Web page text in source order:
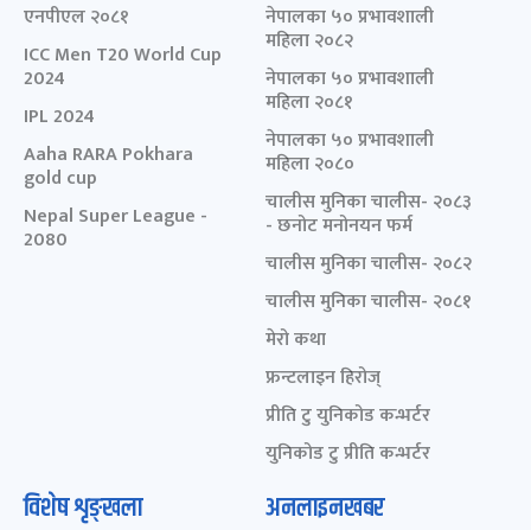
एनपीएल २०८१
ICC Men T20 World Cup
2024
IPL 2024
Aaha RARA Pokhara
gold cup
Nepal Super League -
2080
नेपालका ५० प्रभावशाली
महिला २०८२
नेपालका ५० प्रभावशाली
महिला २०८१
नेपालका ५० प्रभावशाली
महिला २०८०
चालीस मुनिका चालीस- २०८३
- छनोट मनोनयन फर्म
चालीस मुनिका चालीस- २०८२
चालीस मुनिका चालीस- २०८१
मेरो कथा
फ्रन्टलाइन हिरोज्
प्रीति टु युनिकोड कन्भर्टर
युनिकोड टु प्रीति कन्भर्टर
विशेष शृङ्खला अनलाइनखबर